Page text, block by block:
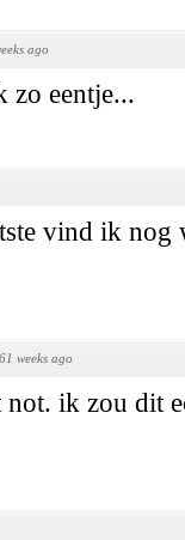
ago
zo eentje...
vind ik
weeks ago
not. ik zou dit